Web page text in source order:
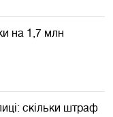
на 1,7 млн
скільки штраф